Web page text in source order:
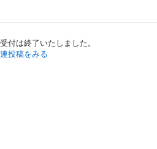
付は終了いたしました。
投稿をみる